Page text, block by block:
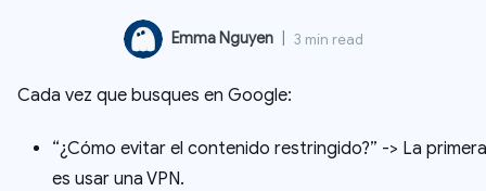
Emma Nguyen 3 min read
Cada vez que busques en Google:
“¿Cómo evitar el contenido restringido?” -> La
es usar una VPN.